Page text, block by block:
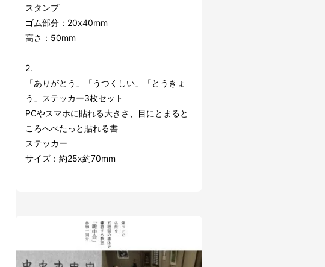
スタンプ
ゴム部分：20x40mm
高さ：50mm
2.
「ありがとう」「うつくしい」「とうきょ
う」ステッカー3枚セット
PCやスマホに貼れる大きさ、目にとまると
ころへぺたっと貼れる書
ステッカー
サイズ：約25x約70mm